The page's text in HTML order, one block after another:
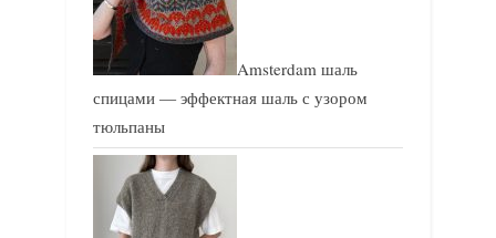
Amsterdam шаль
спицами — эффектная шаль с узором
тюльпаны